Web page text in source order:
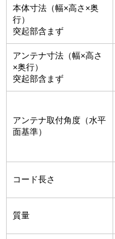
本体寸法（幅×高さ×奥
行）
突起部含まず
アンテナ寸法（幅×高さ
×奥行）
突起部含まず
アンテナ取付角度（水平
面基準）
コード長さ
質量